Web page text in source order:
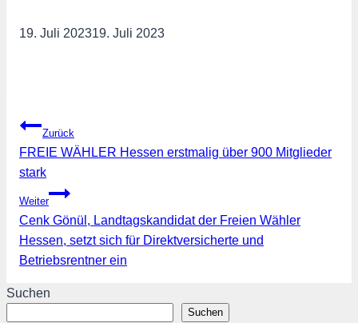
19. Juli 202319. Juli 2023
Beitragsnavigation
Zurück
FREIE WÄHLER Hessen erstmalig über 900 Mitglieder
stark
Weiter
Cenk Gönül, Landtagskandidat der Freien Wähler
Hessen, setzt sich für Direktversicherte und
Betriebsrentner ein
Suchen
Suchen